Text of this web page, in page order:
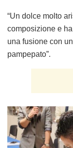
“Un dolce molto
composizione e
una fusione con
pampepato”.